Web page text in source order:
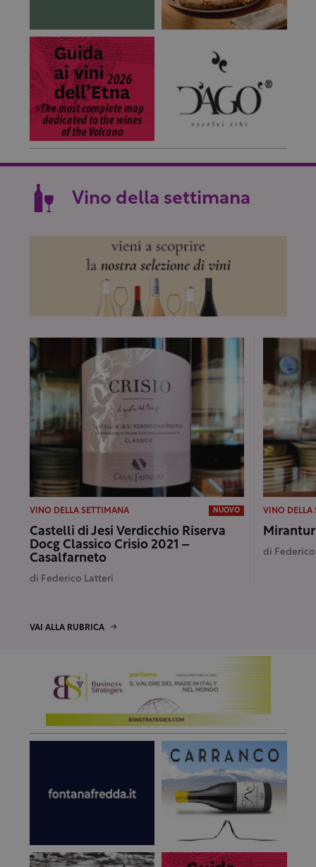
Vino della settimana
VINO DELLA SETTIMANA NUOVO
Castelli di Jesi Verdicchio Riserva
Docg Classico Crisio 2021 –
Casalfarneto
di Federico Latteri
VINO DELLA
di
VAI ALLA RUBRICA